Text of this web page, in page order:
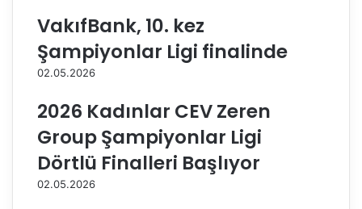
-
9
t
s
s
o
n
n
m
a
n
a
s
VakıfBank, 10. kez
Şampiyonlar Ligi finalinde
02.05.2026
2026 Kadınlar CEV Zeren
Group Şampiyonlar Ligi
Dörtlü Finalleri Başlıyor
02.05.2026